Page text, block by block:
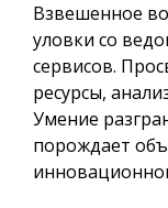
Взвешенное
уловки со
сервисов.
ресурсы,
Умение
порождает